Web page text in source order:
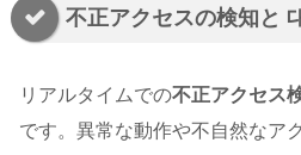
不正アクセスの検知と
リアルタイムでの不正アクセス
です。異常な動作や不自然なア